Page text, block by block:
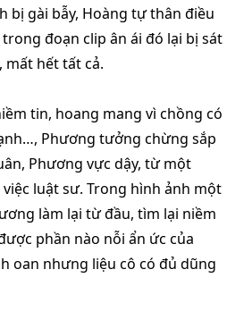
bị gài bẫy, Hoàng tự thân điều
đoạn clip ân ái đó lại bị sát
hết tất cả.
tin, hoang mang vì chồng có
Phương tưởng chừng sắp
Phương vực dậy, từ một
luật sư. Trong hình ảnh một
làm lại từ đầu, tìm lại niềm
phần nào nỗi ẩn ức của
oan nhưng liệu cô có đủ dũng